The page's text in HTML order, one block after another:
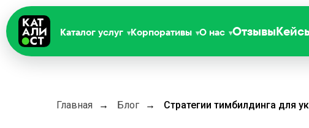
Каталог услуг Корпоративы О нас Отзывы
Главная → Блог → Стратегии тимбилдинга для